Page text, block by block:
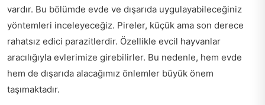
vardır. Bu bölümde evde ve dışarıda uygulayabileceğiniz
yöntemleri inceleyeceğiz. Pireler, küçük ama son derece
rahatsız edici parazitlerdir. Özellikle evcil hayvanlar
aracılığıyla evlerimize girebilirler. Bu nedenle, hem evde
hem de dışarıda alacağımız önlemler büyük önem
taşımaktadır.